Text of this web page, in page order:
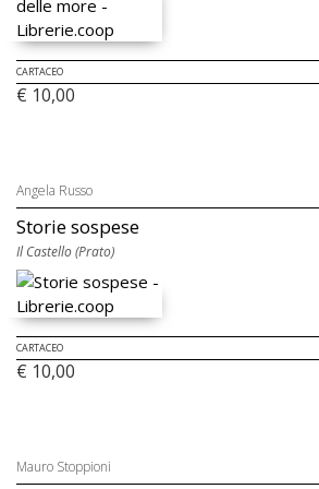
CARTACEO
€ 10,00
Angela Russo
Storie sospese
Il Castello (Prato)
CARTACEO
€ 10,00
Mauro Stoppioni